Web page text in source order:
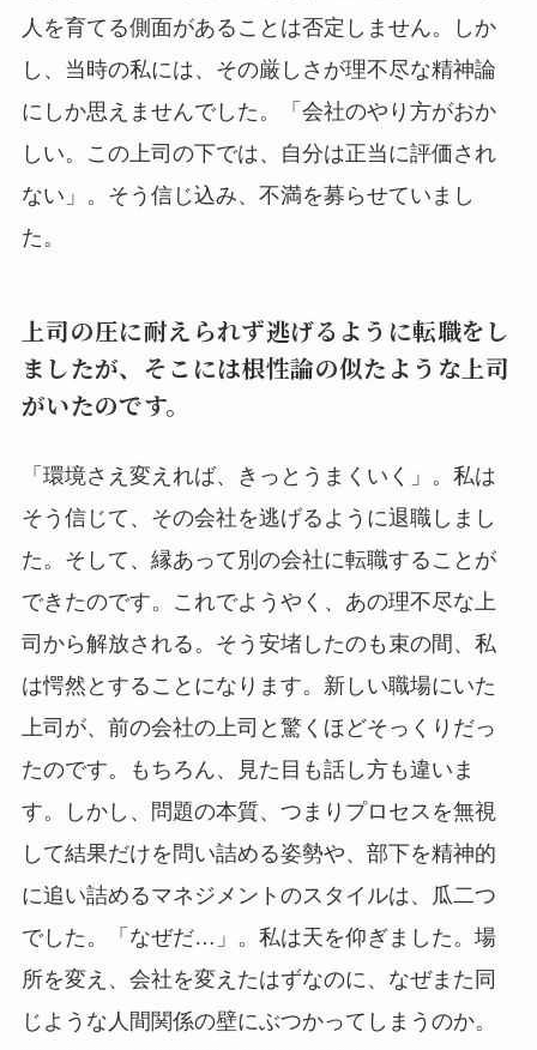
人を育てる側面があることは否定しません。しか
し、当時の私には、その厳しさが理不尽な精神論
にしか思えませんでした。「会社のやり方がおか
しい。この上司の下では、自分は正当に評価され
ない」。そう信じ込み、不満を募らせていまし
た。
上司の圧に耐えられず逃げるように転職をし
ましたが、そこには根性論の似たような上司
がいたのです。
「環境さえ変えれば、きっとうまくいく」。私は
そう信じて、その会社を逃げるように退職しまし
た。そして、縁あって別の会社に転職することが
できたのです。これでようやく、あの理不尽な上
司から解放される。そう安堵したのも束の間、私
は愕然とすることになります。新しい職場にいた
上司が、前の会社の上司と驚くほどそっくりだっ
たのです。もちろん、見た目も話し方も違いま
す。しかし、問題の本質、つまりプロセスを無視
して結果だけを問い詰める姿勢や、部下を精神的
に追い詰めるマネジメントのスタイルは、瓜二つ
でした。「なぜだ…」。私は天を仰ぎました。場
所を変え、会社を変えたはずなのに、なぜまた同
じような人間関係の壁にぶつかってしまうのか。